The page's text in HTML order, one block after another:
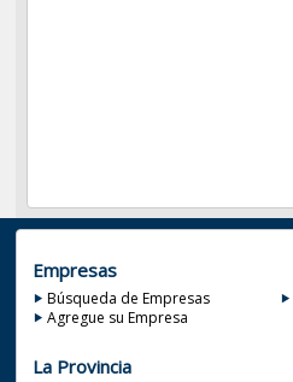
Empresas
Búsqueda de Empresas
Agregue su Empresa
La Provincia